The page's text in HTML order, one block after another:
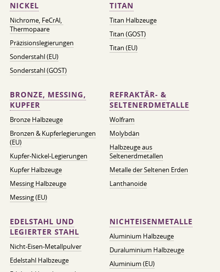
NICKEL
Nichrome, FeСrAl, ​​
Thermopaare
Präzisionslegierungen
Sonderstahl (EU)
Sonderstahl (GOST)
TITAN
Titan Halbzeuge
Titan (GOST)
Titan (EU)
BRONZE, MESSING,
KUPFER
Bronze Halbzeuge
Bronzen & Kupferlegierungen
(EU)
Kupfer-Nickel-Legierungen
Kupfer Halbzeuge
Messing Halbzeuge
Messing (EU)
REFRAKTÄR- &
SELTENERDMETALLE
Wolfram
Molybdän
Halbzeuge aus
Seltenerdmetallen
Metalle der Seltenen Erden
Lanthanoide
EDELSTAHL UND
LEGIERTER STAHL
Nicht-Eisen-Metallpulver
Edelstahl Halbzeuge
NICHTEISENMETALLE
Aluminium Halbzeuge
Duraluminium Halbzeuge
Aluminium (EU)